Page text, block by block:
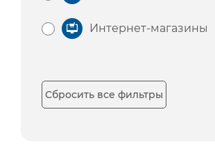
Интернет-магазины
Сбросить все фильтры